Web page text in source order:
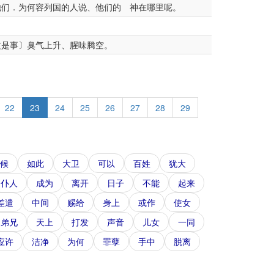
．为何容列国的人说、他们的 神在哪里呢。
事〕臭气上升、腥味腾空。
22 23 24 25 26 27 28
29
如此 大卫 可以 百姓
犹大
仆人 成为 离开 日子 不能
起来
遣 中间 赐给 身上 或作
使女
弟兄 天上 打发 声音 儿女
一同
许 洁净 为何 罪孽 手中
脱离